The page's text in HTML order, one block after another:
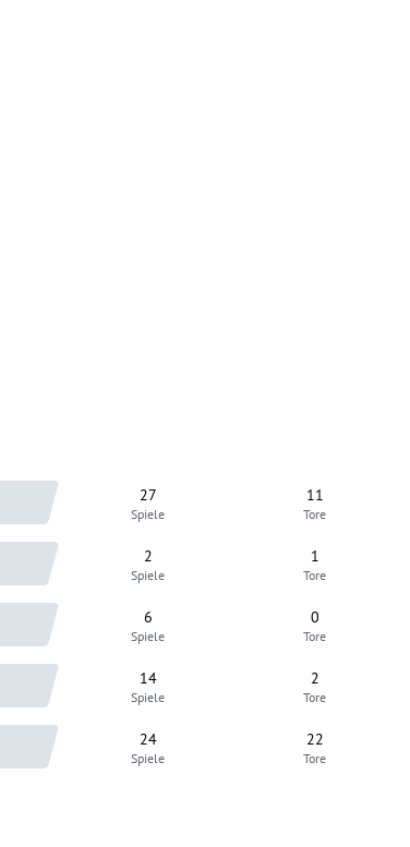
27
Spiele
11
Tore
2
Spiele
1
Tore
6
Spiele
0
Tore
14
Spiele
2
Tore
24
Spiele
22
Tore